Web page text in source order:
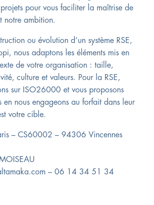
projets pour vous faciliter la maîtrise de
notre ambition.
ou évolution d’un système RSE,
nous adaptons les éléments mis en
de votre organisation : taille,
culture et valeurs. Pour la RSE,
sur ISO26000 et vous proposons
en nous engageons au forfait dans leur
votre cible.
– CS60002 – 94306 Vincennes
– 06 14 34 51 34